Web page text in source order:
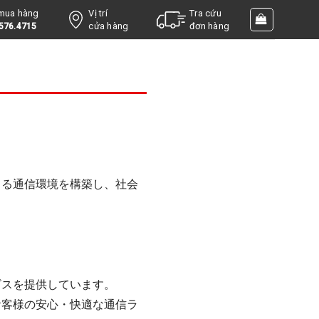
hàng
Vị trí
cửa hàng
Tra cứu
đơn hàng
通信環境を構築し、社会
を提供しています。
様の安心・快適な通信ラ